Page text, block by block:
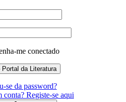
me conectado
se da password?
conta? Registe-se aqui